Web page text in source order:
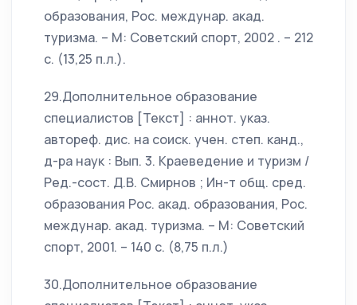
образования, Рос. междунар. акад.
туризма. – М: Советский спорт, 2002 . – 212
с. (13,25 п.л.).
29.Дополнительное образование
специалистов [Текст] : аннот. указ.
автореф. дис. на соиск. учен. степ. канд.,
д-ра наук : Вып. 3. Краеведение и туризм /
Ред.-сост. Д.В. Смирнов ; Ин-т общ. сред.
образования Рос. акад. образования, Рос.
междунар. акад. туризма. – М: Советский
спорт, 2001. – 140 с. (8,75 п.л.)
30.Дополнительное образование